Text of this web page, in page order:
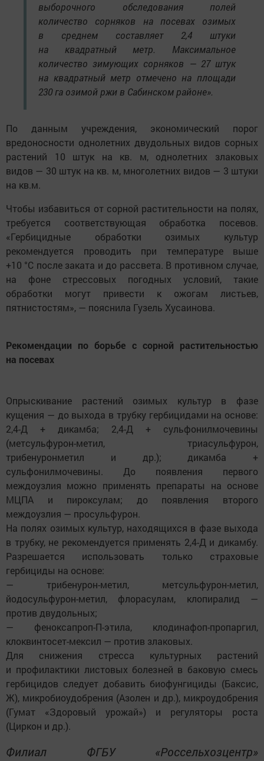
выборочного обследования полей
количество сорняков на посевах озимых
в среднем составляет 2,4 штуки
на квадратный метр. Максимальное
количество зимующих сорняков — 27 штук
на квадратный метр отмечено на площади
230 га озимой ржи в Сабинском районе».
По данным учреждения, экономический порог
вредоносности однолетних двудольных видов сорных
растений 10 штук на кв. м, однолетних злаковых
видов — 30 штук на кв. м, многолетних видов — 3 штуки
на кв.м.
Чтобы избавиться от сорной растительности на полях,
требуется соответствующая обработка посевов.
«Гербицидные обработки озимых культур
рекомендуется проводить при температуре выше
+10 °С после заката и до рассвета. В противном случае,
на фоне стрессовых погодных условий, такие
обработки могут привести к ожогам листьев,
пятнистостям», — пояснила Гузель Хусаинова.
Рекомендации по борьбе с сорной растительностью
на посевах
Опрыскивание растений озимых культур в фазе
кущения — до выхода в трубку гербицидами на основе:
2,4-Д + дикамба; 2,4-Д + сульфонилмочевины
(метсульфурон-метил, триасульфурон,
трибенуронметил и др.); дикамба +
сульфонилмочевины. До появления первого
междоузлия можно применять препараты на основе
МЦПА и пироксулам; до появления второго
междоузлия — просульфурон.
На полях озимых культур, находящихся в фазе выхода
в трубку, не рекомендуется применять 2,4-Д и дикамбу.
Разрешается использовать только страховые
гербициды на основе:
— трибенурон-метил, метсульфурон-метил,
йодосульфурон-метил, флорасулам, клопиралид —
против двудольных;
— феноксапроп-П-этила, клодинафоп-пропаргил,
клоквинтосет-мексил — против злаковых.
Для снижения стресса культурных растений
и профилактики листовых болезней в баковую смесь
гербицидов следует добавить биофунгициды (Баксис,
Ж), микробиоудобрения (Азолен и др.), микроудобрения
(Гумат «Здоровый урожай») и регуляторы роста
(Циркон и др.).
Филиал ФГБУ «Россельхозцентр»